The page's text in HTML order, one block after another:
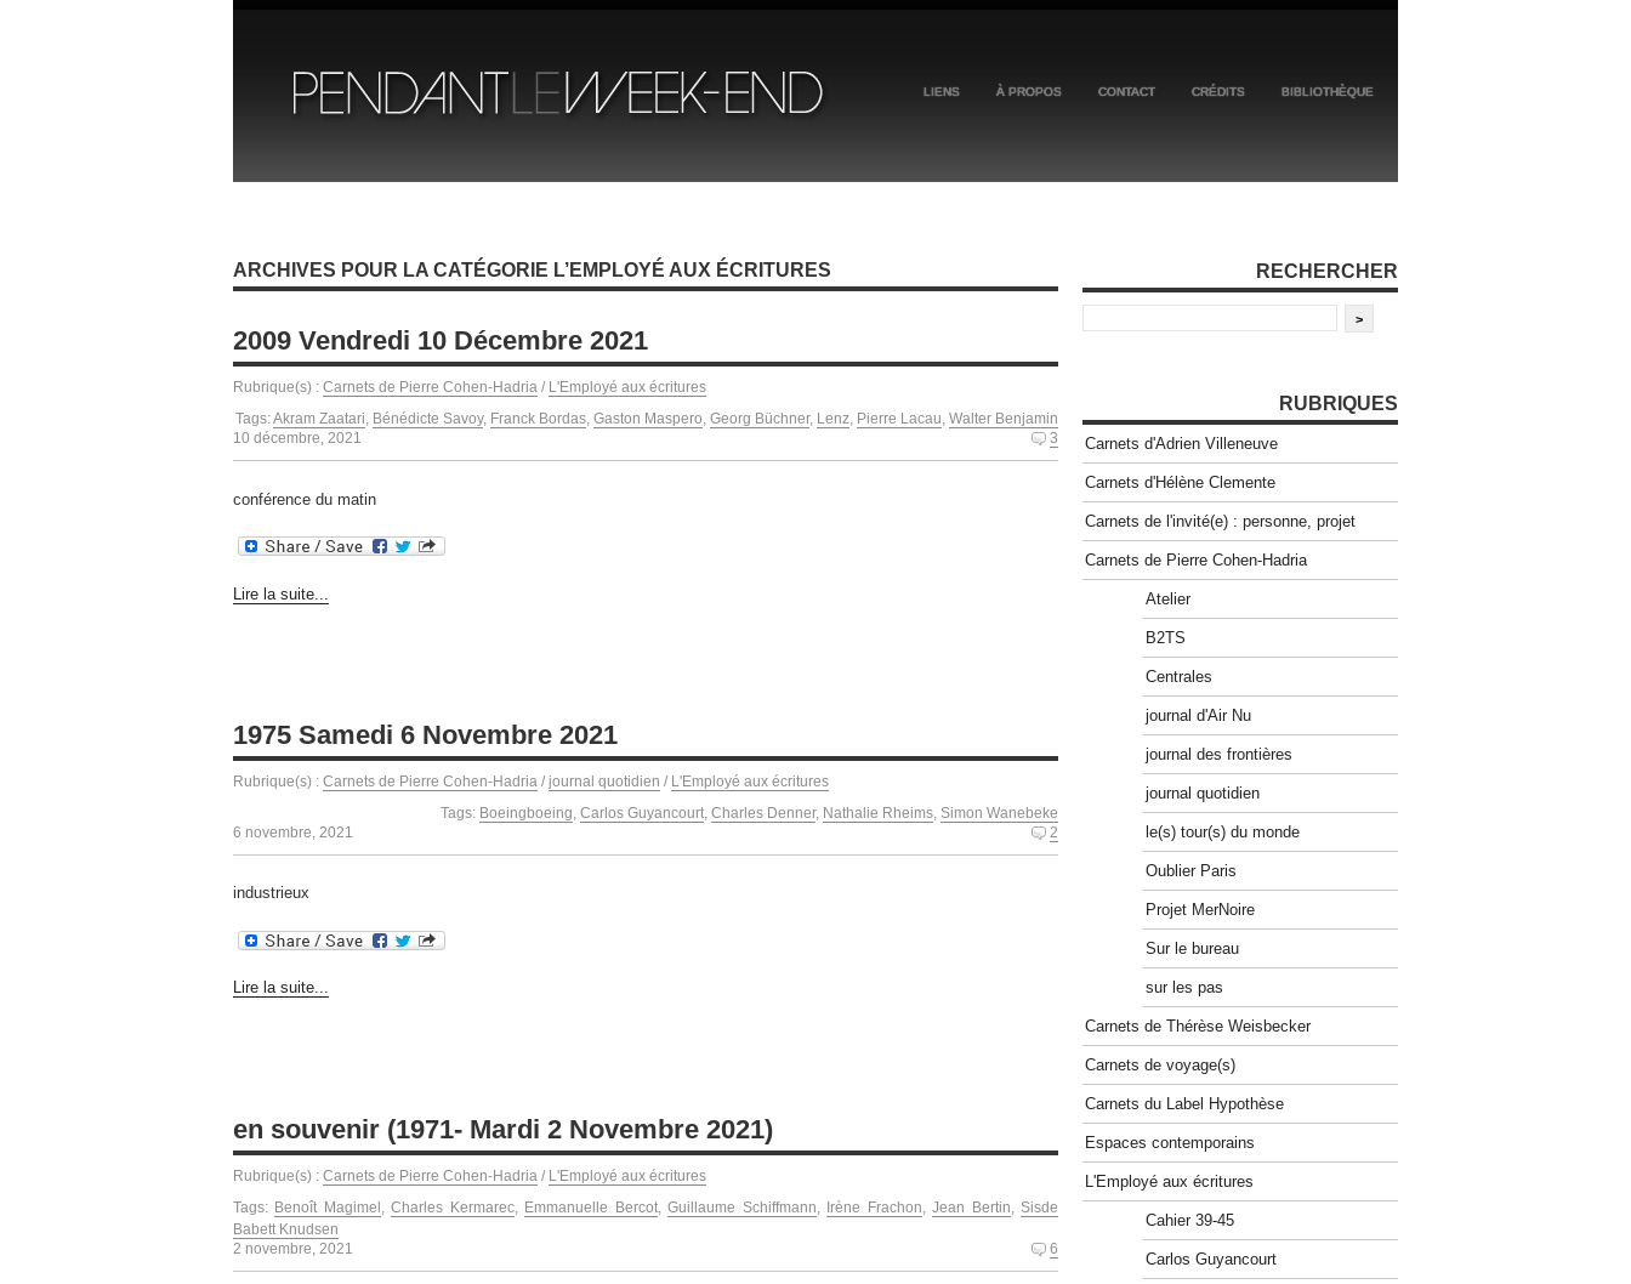
LIENS À PROPOS CONTACT CRÉDITS BIBLIOTHÈQUE
ARCHIVES POUR LA CATÉGORIE L’EMPLOYÉ AUX ÉCRITURES
2009 Vendredi 10 Décembre 2021
Rubrique(s) : Carnets de Pierre Cohen-Hadria / L'Employé aux écritures
Tags:Akram Zaatari, Bénédicte Savoy, Franck Bordas, Gaston Maspero, Georg Büchner, Lenz, Pierre Lacau, Walter Benjamin
10 décembre, 2021
3
conférence du matin
Lire la suite...
1975 Samedi 6 Novembre 2021
Rubrique(s) : Carnets de Pierre Cohen-Hadria / journal quotidien / L'Employé aux écritures
Tags: Boeingboeing Carlos Guyancourt Charles Denner, Nathalie Rheims Simon Wanebeke
6 novembre, 2021
2
industrieux
Lire la suite...
en souvenir (1971- Mardi 2 Novembre 2021)
Rubrique(s) : Carnets de Pierre Cohen-Hadria / L'Employé aux écritures
Tags: Benoît Magimel ,Charles Kermarec, Emmanuelle Bercot,Guillaume Schiffmann Irène Frachon ,Jean Bertin
Sisde
Babett Knudsen
2 novembre, 2021
6
RECHERCHER
RUBRIQUES
Carnets d'Adrien Villeneuve
Carnets d'Hélène Clemente
Carnets de l'invité(e) : personne, projet
Carnets de Pierre Cohen-Hadria
Atelier
B2TS
Centrales
journal d'Air Nu
journal des frontières
journal quotidien
le(s) tour(s) du monde
Oublier Paris
Projet MerNoire
Sur le bureau
sur les pas
Carnets de Thérèse Weisbecker
Carnets de voyage(s)
Carnets du Label Hypothèse
Espaces contemporains
L'Employé aux écritures
Cahier 39-45
Carlos Guyancourt